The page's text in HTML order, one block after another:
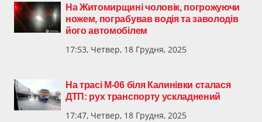
На Житомирщині чоловік, погрожуючи
ножем, пограбував водія та заволодів
його автомобілем
17:53, Четвер, 18 Грудня, 2025
На трасі М-06 біля Калинівки сталася
ДТП: рух транспорту ускладнений
17:47, Четвер, 18 Грудня, 2025